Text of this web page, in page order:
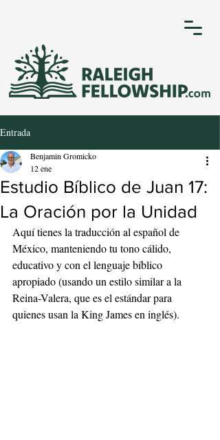
Entrada
Estudio Bíblico de Juan 17:
La Oración por la Unidad
Benjamin Gromicko
12 ene
Aquí tienes la traducción al español de
México, manteniendo tu tono cálido,
educativo y con el lenguaje bíblico
apropiado (usando un estilo similar a la
Reina-Valera, que es el estándar para
quienes usan la King James en inglés).